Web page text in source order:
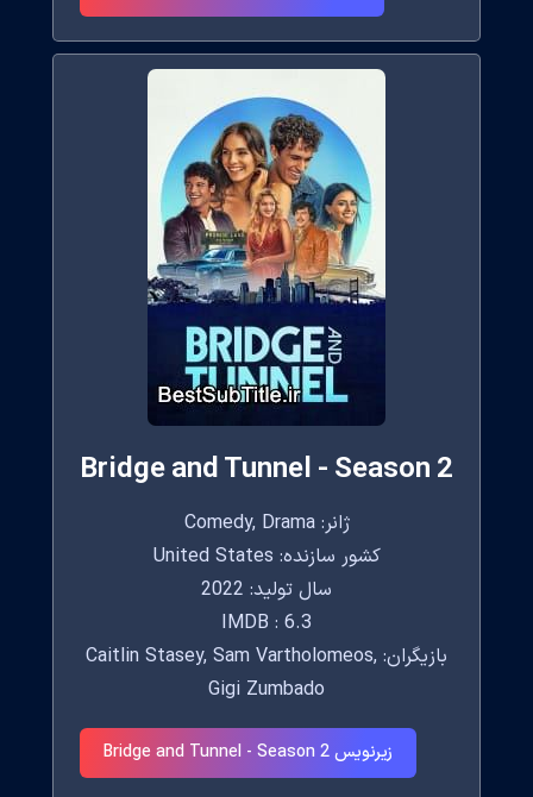
Bridge and Tunnel - Season 2
ژانر: Comedy, Drama
کشور سازنده: United States
سال تولید: 2022
IMDB : 6.3
بازیگران: Caitlin Stasey, Sam Vartholomeos,
Gigi Zumbado
زیرنویس Bridge and Tunnel - Season 2